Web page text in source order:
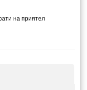
на приятел